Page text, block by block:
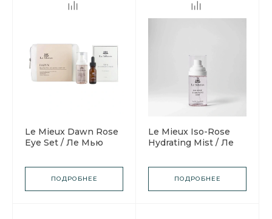
Le Mieux Dawn Rose
Eye Set / Ле Мью
Расцвет красоты
ПОДРОБНЕЕ
Le Mieux Iso-Rose
Hydrating Mist / Ле
спрей Iso-Rose
ПОДРОБНЕЕ